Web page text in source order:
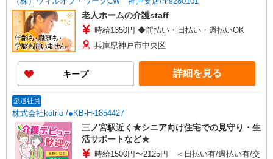
老人ホームの介護staff
時給1350円 ◆前払い・日払い・週払いOK
兵庫県神戸市中央区
キープ 詳細を見る
派遣社員
株式会社kotrio /●KB-H-1854427
三ノ宮駅近く★シニア向け住宅での見守り・生
活サポートなど★
時給1500円〜2125円 ＜日払い有/週払い有/交